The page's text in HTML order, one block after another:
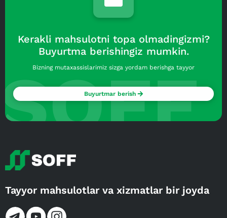
SOFF
Kerakli mahsulotni topa olmadingizmi?
Buyurtma berishingiz mumkin.
Bizning mutaxassislarimiz sizga yordam berishga tayyor
Buyurtmar berish
Tayyor mahsulotlar va xizmatlar bir joyda